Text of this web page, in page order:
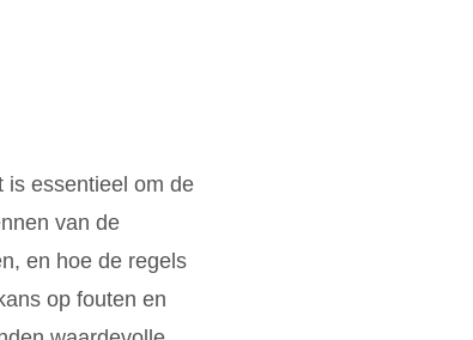
is essentieel om de
van de
en hoe de regels
op fouten en